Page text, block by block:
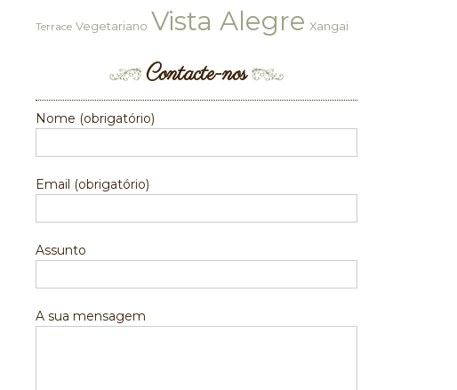
Terrace Vegetariano Vista Alegre Xangai
Contacte-nos
Nome (obrigatório)
Email (obrigatório)
Assunto
A sua mensagem